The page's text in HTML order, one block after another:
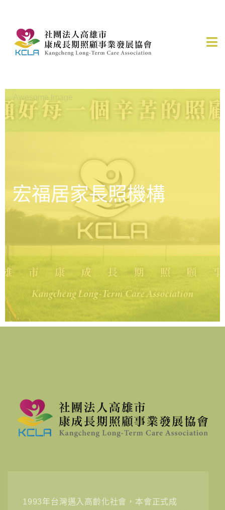
宏福居家長照機構
1993年台灣邁入高齡化社會，本會正式成